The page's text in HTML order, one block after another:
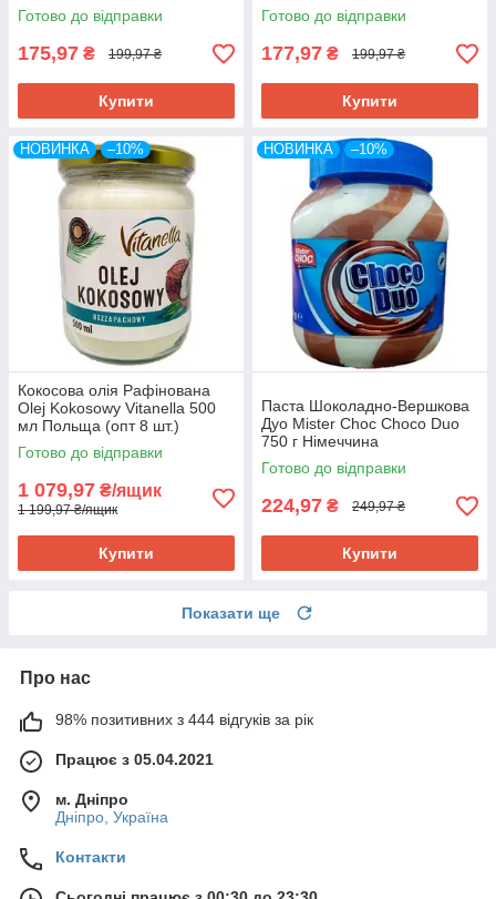
Готово до відправки
175,97 ₴ 199,97 ₴
Купити
Готово до відправки
177,97 ₴ 199,97 ₴
Купити
НОВИНКА –10%
Кокосова олія Рафінована
Olej Kokosowy Vitanella 500
мл Польща (опт 8 шт.)
Готово до відправки
1 079,97 ₴/ящик
1 199,97 ₴/ящик
Купити
НОВИНКА –10%
Паста Шоколадно-Вершкова
Дуо Mister Choc Choco Duo
750 г Німеччина
Готово до відправки
224,97 ₴ 249,97 ₴
Купити
Показати ще
Про нас
98% позитивних з 444 відгуків за рік
Працює з 05.04.2021
м. Дніпро
Дніпро, Україна
Контакти